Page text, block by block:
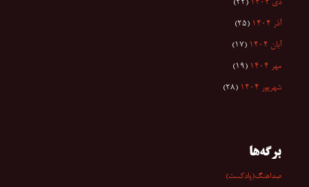
دی ۱۴۰۴ (۲۲)
آذر ۱۴۰۴ (۲۵)
آبان ۱۴۰۴ (۱۷)
مهر ۱۴۰۴ (۱۹)
شهریور ۱۴۰۴ (۲۸)
برگه‌ها
صداهنگ(پادکست)